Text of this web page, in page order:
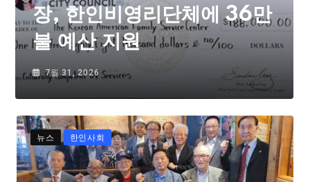
장, 한인비영리단체에 36만
불 예산 지원
7월 31, 2026
뉴스 한인사회